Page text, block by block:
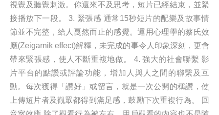
視覺及聽覺刺激。你還來不及思考，短片已經結束，並緊
接播放下一段。 3. 緊張感 通常15秒短片的配樂及故事情
節並不完整，給人戛然而止的感覺。運用心理學的蔡氏效
應(Zeigarnik effect)解釋，未完成的事令人印象深刻，更會
帶來緊張感，使人不斷重複地做。 4. 強大的社會聯繫 影
片平台的點讚或評論功能，增加人與人之間的聯繫及互
動。每次獲得「讚好」或留言，就是一次公開的稱讚，使
上傳短片者及觀眾都得到滿足感，鼓勵下次重複行為。 回